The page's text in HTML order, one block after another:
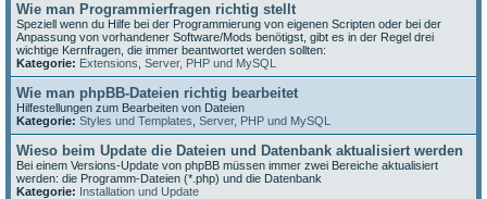
Wie man Programmierfragen richtig stellt
Speziell wenn du Hilfe bei der Programmierung von eigenen Scripten oder bei der
Anpassung von vorhandener Software/Mods benötigst, gibt es in der Regel drei
wichtige Kernfragen, die immer beantwortet werden sollten:
Kategorie: Extensions Server, PHP und MySQL
Wie man phpBB-Dateien richtig bearbeitet
Hilfestellungen zum Bearbeiten von Dateien
Kategorie: Styles und Templates Server, PHP und MySQL
Wieso beim Update die Dateien und Datenbank aktualisiert werden
Bei einem Versions-Update von phpBB müssen immer zwei Bereiche aktualisiert
werden: die Programm-Dateien (*.php) und die Datenbank
Kategorie: Installation und Update